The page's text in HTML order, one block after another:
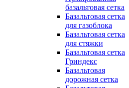
базальтовая сетка
Базальтовая сетка
для газоблока
Базальтовая сетка
для стяжки
Базальтовая сетка
Гриндекс
Базальтовая
дорожная сетка